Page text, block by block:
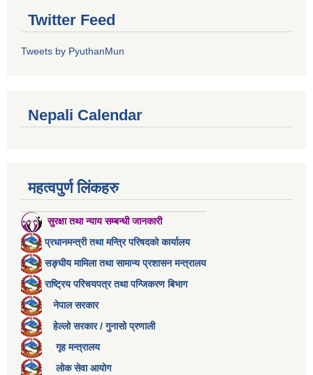
Twitter Feed
Tweets by PyuthanMun
Nepali Calendar
महत्वपुर्ण लिंकहरु
सुरक्षा तथा न्याय सम्बन्धी जानकारी
प्रधानमन्त्री तथा मन्त्रि परिषदको कार्यालय
सङ्घीय मामिला तथा सामान्य प्रशासन मन्त्रालय
राष्ट्रिय परिचयपत्र तथा पन्जिकरण बिभाग
नेपाल सरकार
हेल्लो सरकार / गुनासो प्रणाली
गृह मन्त्रालय
लोक सेवा आयोग